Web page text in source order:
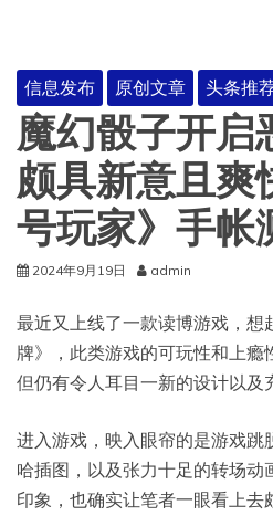
信息发布 原创文章 头条推
魔幻骰子开启
颇具新意且爽
号玩家》手帐
2024年9月19日 admin
最近又上线了一款读博游戏，想
牌》，此类游戏的可玩性和上
但仍有令人耳目一新的设计以及
进入游戏，映入眼帘的是游戏跳
哈插图，以及张力十足的转场
印象，也确实让笔者一眼看上去